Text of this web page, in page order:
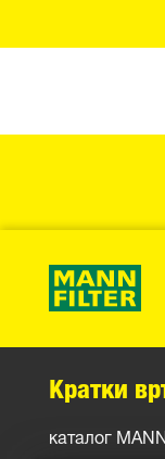
Кратки
каталог